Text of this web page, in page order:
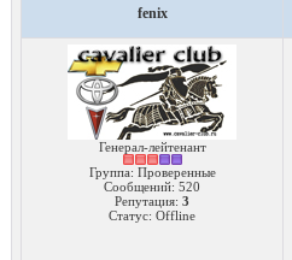
fenix
Генерал-лейтенант
Группа: Проверенные
Сообщений: 520
Репутация: 3
Статус: Offline